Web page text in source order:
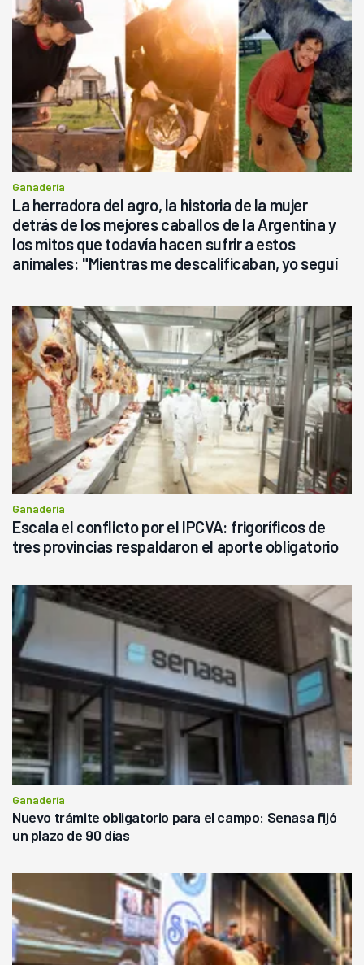
Ganadería
La herradora del agro, la historia de la mujer
detrás de los mejores caballos de la Argentina y
los mitos que todavía hacen sufrir a estos
animales: "Mientras me descalificaban, yo seguí
Ganadería
Escala el conflicto por el IPCVA: frigoríficos de
tres provincias respaldaron el aporte obligatorio
Ganadería
Nuevo trámite obligatorio para el campo: Senasa fijó
un plazo de 90 días